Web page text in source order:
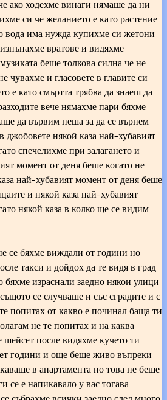
ако ходехме винаги нямаше да ни
си че желанието е като растение
вода има нужда купихме си жетони
вратове и видяхме
беше толкова силна че не
чувахме и гласовете в главите си
е като смъртта трябва да знаеш да
вече нямахме пари бяхме
да вървим пеша за да се върнем
някой каза най-хубавият
спечелихме при залагането и
момент от деня беше когато не
най-хубавият момент от деня беше
и някой каза най-хубавият
някой каза в колко ще се видим
се бяхме виждали от години но
такси и дойдох да те видя в град
бяхме израснали заедно някои улици
се случваше и със сградите и с
попитах от какво е починал баща ти
не те попитах и на каква
после видяхме кучето ти
години и още беше живо въпреки
в апартамента но това не беше
се е напикавало у вас тогава